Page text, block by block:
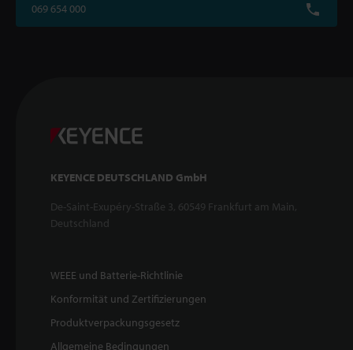
069 654 000
KEYENCE DEUTSCHLAND GmbH
De-Saint-Exupéry-Straße 3, 60549 Frankfurt am Main,
Deutschland
WEEE und Batterie-Richtlinie
Konformität und Zertifizierungen
Produktverpackungsgesetz
Allgemeine Bedingungen